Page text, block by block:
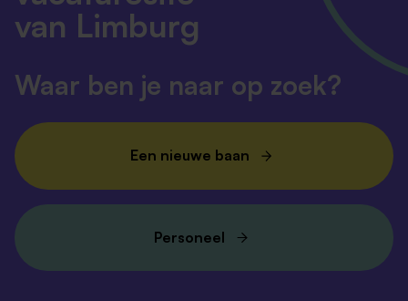
van Limburg
Waar ben je naar op zoek?
Een nieuwe baan
Personeel